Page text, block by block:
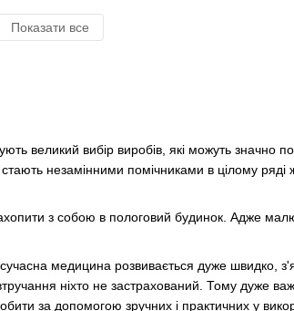
великий вибір виробів, які можуть значно
незамінними помічниками в цілому ряді
з собою в пологовий будинок. Адже
медицина розвивається дуже швидко,
ніхто не застрахований. Тому дуже
за допомогою зручних і практичних у
Показати все